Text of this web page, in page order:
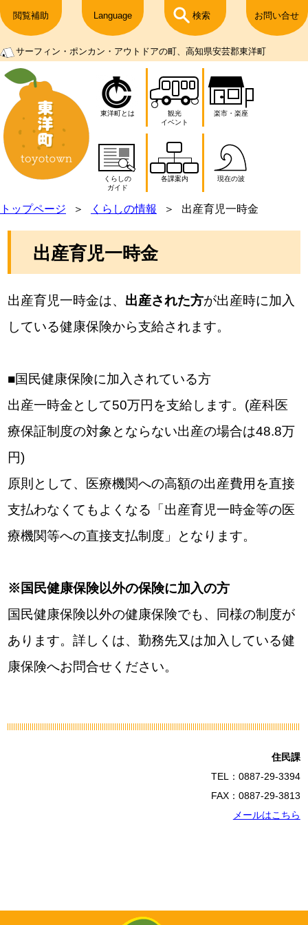
閲覧補助 Language 検索 お問い合せ
サーフィン・ポンカン・アウトドアの町、高知県安芸郡東洋町
東洋町とは
観光
イベント
楽市・楽座
くらしの
ガイド
各課案内 現在の波
トップページ くらしの情報 出産育児一時金
出産育児一時金
出産育児一時金は、 出産された方が出産時に加入
している健康保険から支給されます。
■国民健康保険に加入されている方
出産一時金として50万円を支給します。(産科医
療保証制度の対象とならない出産の場合は48.8万
円)
原則として、医療機関への高額の出産費用を直接
支払わなくてもよくなる「出産育児一時金等の医
療機関等への直接支払制度」となります。
※国民健康保険以外の保険に加入の方
国民健康保険以外の健康保険でも、同様の制度が
あります。詳しくは、勤務先又は加入している健
康保険へお問合せください。
住民課
TEL：0887-29-3394
FAX：0887-29-3813
メールはこちら